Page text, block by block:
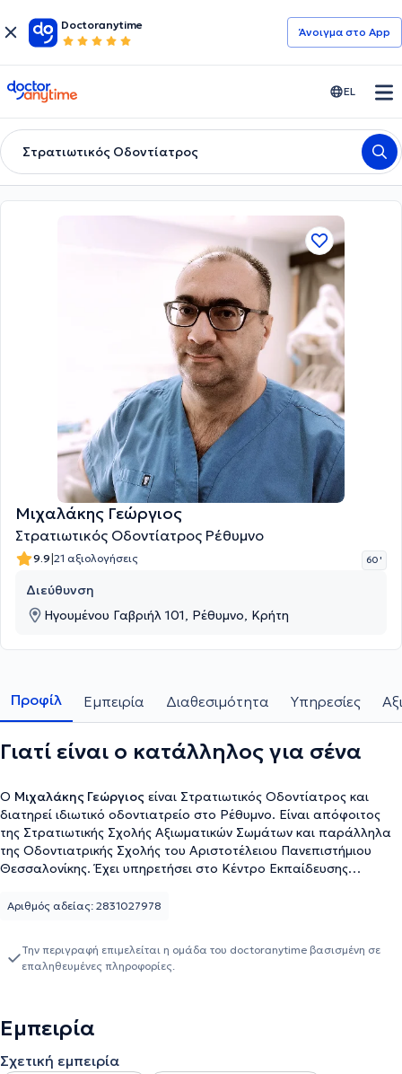
Doctoranytime
Άνοιγμα στο App
doctoranytime EL
Στρατιωτικός Οδοντίατρος
Μιχαλάκης Γεώργιος
Στρατιωτικός Οδοντίατρος Ρέθυμνο
9.9|21 αξιολογήσεις 60 '
Διεύθυνση
Ηγουμένου Γαβριήλ 101, Ρέθυμνο, Κρήτη
Προφίλ Εμπειρία Διαθεσιμότητα Υπηρεσίες
Γιατί είναι ο κατάλληλος για σένα
Ο Μιχαλάκης Γεώργιος είναι Στρατιωτικός Οδοντίατρος και
διατηρεί ιδιωτικό οδοντιατρείο στο Ρέθυμνο. Είναι απόφοιτος
της Στρατιωτικής Σχολής Αξιωματικών Σωμάτων και παράλληλα
της Οδοντιατρικής Σχολής του Αριστοτέλειου Πανεπιστήμιου
Θεσσαλονίκης. Έχει υπηρετήσει στo Κέντρο Εκπαίδευσης
κλινικής του 424 Στρατιωτικού Νοσοκομείου Θεσσαλονίκης από
Στρατού Ξηράς στο Ρέθυμνο. Στα ιδιαίτερα κλινικά του
ενδιαφέροντα κυρίαρχη θέση έχει η αντιμετώπιση των οδοντικών
γνώμονα την υγεία και ασφάλεια των ασθενών του, στα πλαίσια
Αριθμός αδείας: 2831027978
Την περιγραφή επιμελείται η ομάδα του doctoranytime βασισμένη σε
επαληθευμένες πληροφορίες.
Εμπειρία
Σχετική εμπειρία